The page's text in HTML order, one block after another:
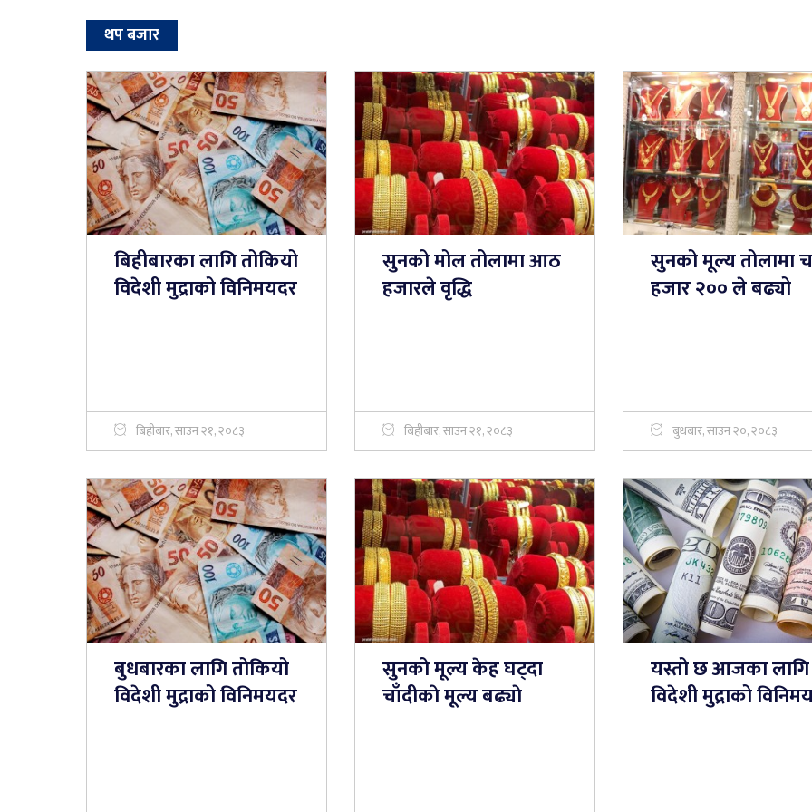
थप बजार
बिहीबारका लागि तोकियो
विदेशी मुद्राको विनिमयदर
बिहीबार, साउन २१, २०८३
सुनको मोल तोलामा आठ
हजारले वृद्धि
बिहीबार, साउन २१, २०८३
सुनको मूल्य तोलामा
हजार २०० ले बढ्यो
बुधबार, साउन २०, २०८३
बुधबारका लागि तोकियो
विदेशी मुद्राको विनिमयदर
सुनको मूल्य केह घट्दा
चाँदीकाे मूल्य बढ्याे
यस्तो छ आजका लागि
विदेशी मुद्राको